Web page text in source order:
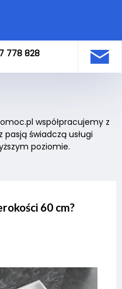
778 828
współpracujemy z
świadczą usługi
poziomie.
60 cm?